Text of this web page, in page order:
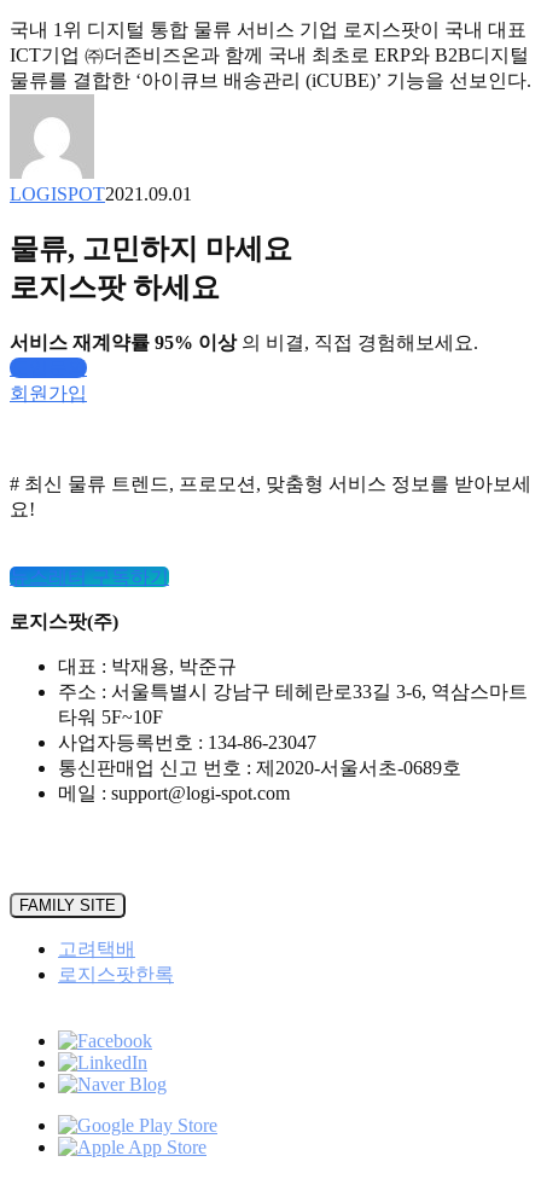
출
시
국내 1위 디지털 통합 물류 서비스 기업 로지스팟이 국내 대표
ICT기업 ㈜더존비즈온과 함께 국내 최초로 ERP와 B2B디지털
물류를 결합한 ‘아이큐브 배송관리 (iCUBE)’ 기능을 선보인다.
LOGISPOT2021.09.01
물류, 고민하지 마세요
로지스팟 하세요
서비스 재계약률 95% 이상의 비결, 직접 경험해보세요.
도입문의
회원가입
# 최신 물류 트렌드, 프로모션, 맞춤형 서비스 정보를 받아보세
요!
뉴스레터 구독하기
로지스팟(주)
대표 : 박재용, 박준규
주소 : 서울특별시 강남구 테헤란로33길 3-6, 역삼스마트
타워 5F~10F
사업자등록번호 : 134-86-23047
통신판매업 신고 번호 : 제2020-서울서초-0689호
메일 : support@logi-spot.com
FAMILY SITE
고려택배
로지스팟한록